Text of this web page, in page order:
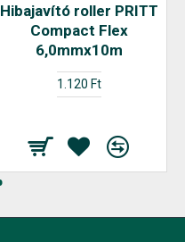
Hibajavító roller PRITT
Compact Flex
6,0mmx10m
1.120 Ft